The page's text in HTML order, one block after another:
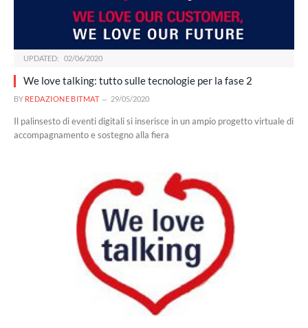
UPDATED: 02/06/2020
We love talking: tutto sulle tecnologie per la fase 2
BY REDAZIONE BITMAT 29/05/2020
Il palinsesto di eventi digitali si inserisce in un ampio progetto virtuale di
accompagnamento e sostegno alla fiera